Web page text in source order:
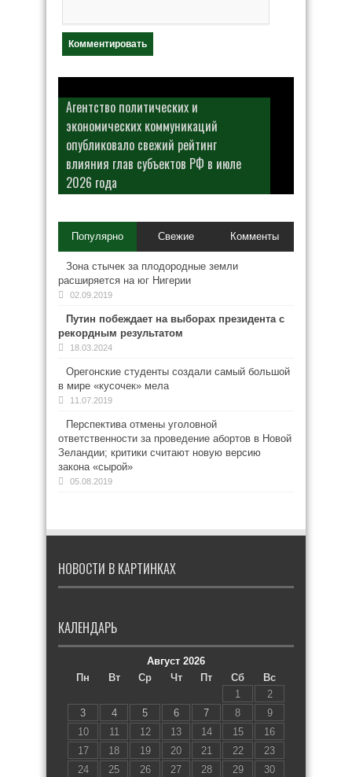
Агентство политических и
экономических коммуникаций
опубликовало свежий рейтинг
влияния глав субъектов РФ в июле
2026 года
Популярно Свежие Комменты
Зона стычек за плодородные земли
расширяется на юг Нигерии
02.09.2019
Путин побеждает на выборах президента с
рекордным результатом
18.03.2024
Орегонские студенты создали самый большой
в мире «кусочек» мела
11.07.2019
Перспектива отмены уголовной
ответственности за проведение абортов в Новой
Зеландии; критики считают новую версию
закона «сырой»
05.08.2019
НОВОСТИ В КАРТИНКАХ
КАЛЕНДАРЬ
Август 2026
Пн
Вт Ср Чт Пт Сб
Вс
1
2
3
4 5 6 7 8
9
10
11 12 13 14 15
16
17
18 19 20 21 22
23
24
25 26 27 28 29 30